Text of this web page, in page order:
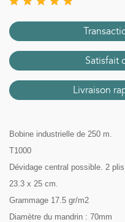
Satisfait
Livraison
Bobine industrielle de 250 m.
T1000
Dévidage central possible. 2
23.3 x 25 cm.
Grammage 17.5 gr/m2
Diamètre du mandrin : 70mm